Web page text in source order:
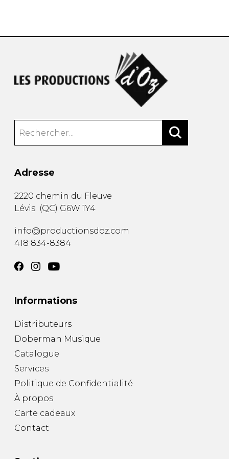
Adresse
2220 chemin du Fleuve
Lévis (QC) G6W 1Y4
info@productionsdoz.com
418 834-8384
Informations
Distributeurs
Doberman Musique
Catalogue
Services
Politique de Confidentialité
À propos
Carte cadeaux
Contact